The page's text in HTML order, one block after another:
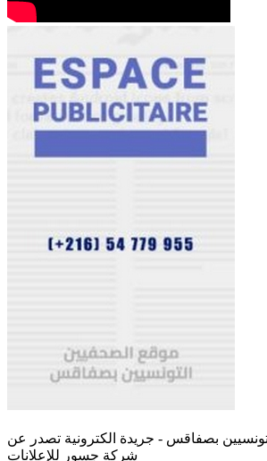
بصفاقس - جريدة الكترونية تصدر عن
شركة جسور للإعلانات